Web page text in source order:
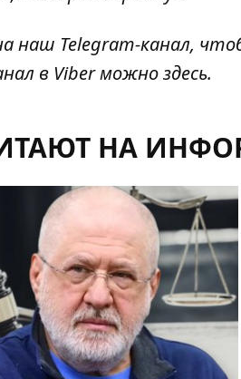
наш Telegram-канал,
в Viber можноздесь.
НА